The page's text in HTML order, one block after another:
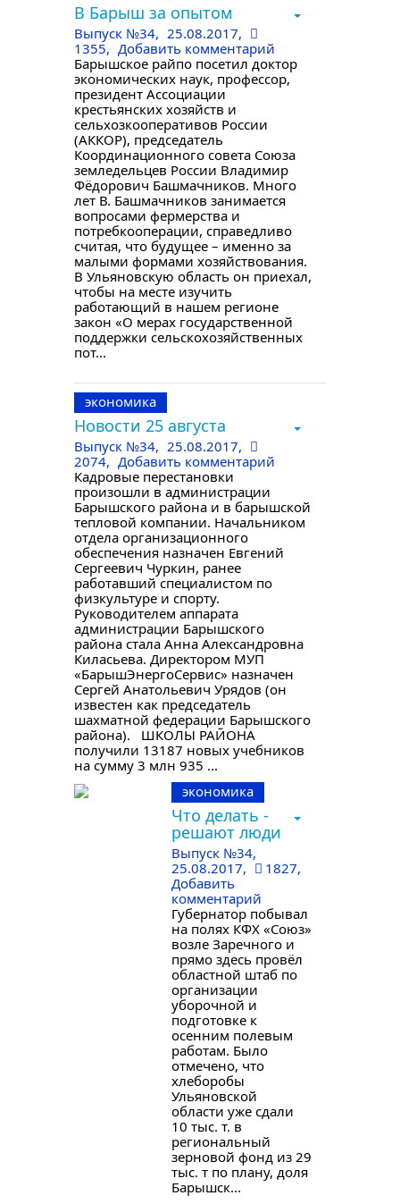
В Барыш за опытом
Выпуск №34, 25.08.2017,
1355, Добавить комментарий
Барышское райпо посетил доктор
экономических наук, профессор,
президент Ассоциации
крестьянских хозяйств и
сельхозкооперативов России
(АККОР), председатель
Координационного совета Союза
земледельцев России Владимир
Фёдорович Башмачников. Много
лет В. Башмачников занимается
вопросами фермерства и
потребкооперации, справедливо
считая, что будущее – именно за
малыми формами хозяйствования.
В Ульяновскую область он приехал,
чтобы на месте изучить
работающий в нашем регионе
закон «О мерах государственной
поддержки сельскохозяйственных
пот...
экономика
Новости 25 августа
Выпуск №34, 25.08.2017,
2074, Добавить комментарий
Кадровые перестановки
произошли в администрации
Барышского района и в барышской
тепловой компании. Начальником
отдела организационного
обеспечения назначен Евгений
Сергеевич Чуркин, ранее
работавший специалистом по
физкультуре и спорту.
Руководителем аппарата
администрации Барышского
района стала Анна Александровна
Киласьева. Директором МУП
«БарышЭнергоСервис» назначен
Сергей Анатольевич Урядов (он
известен как председатель
шахматной федерации Барышского
района). ШКОЛЫ РАЙОНА
получили 13187 новых учебников
на сумму 3 млн 935 ...
экономика
Что делать -
решают люди
Выпуск №34,
25.08.2017,
1827,
Добавить
комментарий
Губернатор побывал
на полях КФХ «Союз»
возле Заречного и
прямо здесь провёл
областной штаб по
организации
уборочной и
подготовке к
осенним полевым
работам. Было
отмечено, что
хлеборобы
Ульяновской
области уже сдали
10 тыс. т. в
региональный
зерновой фонд из 29
тыс. т по плану, доля
Барышск...